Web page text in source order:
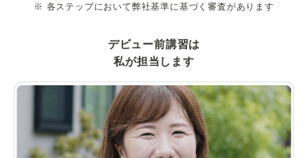
※ 各ステップにおいて弊社基準に基づく審査があります
デビュー前講習は
私が担当します